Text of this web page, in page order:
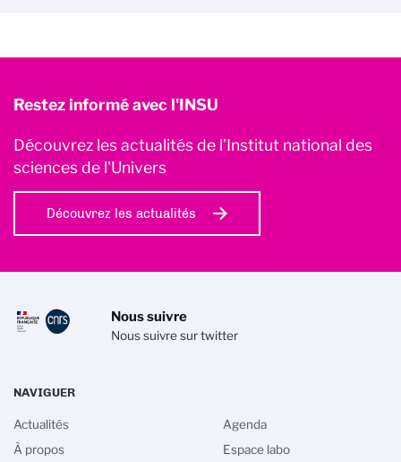
Restez informé avec l'INSU
Découvrez les actualités de l’Institut national des
sciences de l'Univers
Découvrez les actualités
Nous suivre
Nous suivre sur twitter
NAVIGUER
Actualités
À propos
Agenda
Espace labo